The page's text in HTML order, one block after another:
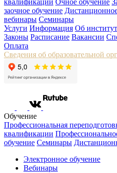
квалификации Очное обучение
заочное обучение
вебинары Семинары
Услуги Информация Об
Законы Расписание Вакансии
Оплата
Сведения об образовательной
Обучение
Профессиональная
квалификации
обучение Семинары
Электронное обучение
Вебинары